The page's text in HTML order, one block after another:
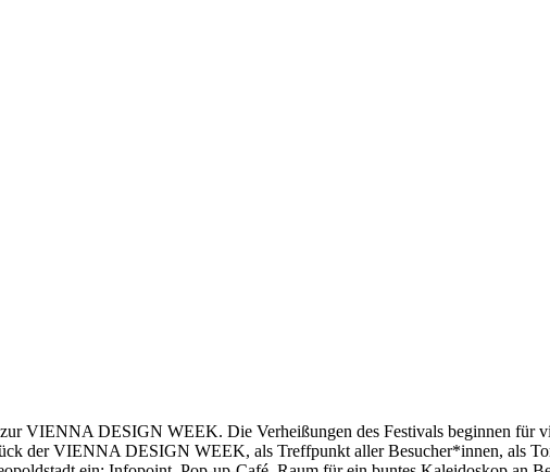
VIENNA DESIGN WEEK. Die Verheißungen des Festivals beginnen für
der VIENNA DESIGN WEEK, als Treffpunkt aller Besucher*innen, als